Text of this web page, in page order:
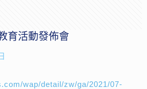
育活動發佈會
wap/detail/zw/ga/2021/07-